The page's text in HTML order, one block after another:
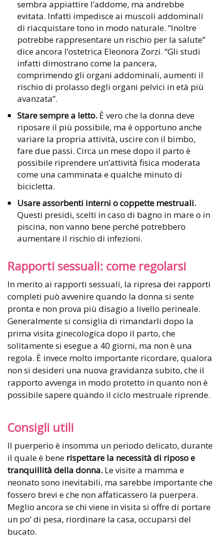
sembra appiattire l’addome, ma andrebbe
evitata. Infatti impedisce ai muscoli addominali
di riacquistare tono in modo naturale. “Inoltre
potrebbe rappresentare un rischio per la salute”
dice ancora l’ostetrica Eleonora Zorzi. “Gli studi
infatti dimostrano come la pancera,
comprimendo gli organi addominali, aumenti il
rischio di prolasso degli organi pelvici in età più
avanzata”.
Stare sempre a letto. È vero che la donna deve
riposare il più possibile, ma è opportuno anche
variare la propria attività, uscire con il bimbo,
fare due passi. Circa un mese dopo il parto è
possibile riprendere un’attività fisica moderata
come una camminata e qualche minuto di
bicicletta.
Usare assorbenti interni o coppette mestruali.
Questi presidi, scelti in caso di bagno in mare o in
piscina, non vanno bene perché potrebbero
aumentare il rischio di infezioni.
Rapporti sessuali: come regolarsi
In merito ai rapporti sessuali, la ripresa dei rapporti
completi può avvenire quando la donna si sente
pronta e non prova più disagio a livello perineale.
Generalmente si consiglia di rimandarli dopo la
prima visita ginecologica dopo il parto, che
solitamente si esegue a 40 giorni, ma non è una
regola. È invece molto importante ricordare, qualora
non si desideri una nuova gravidanza subito, che il
rapporto avvenga in modo protetto in quanto non è
possibile sapere quando il ciclo mestruale riprende.
Consigli utili
Il puerperio è insomma un periodo delicato, durante
il quale è bene rispettare la necessità di riposo e
tranquillità della donna. Le visite a mamma e
neonato sono inevitabili, ma sarebbe importante che
fossero brevi e che non affaticassero la puerpera.
Meglio ancora se chi viene in visita si offre di portare
un po’ di pesa, riordinare la casa, occuparsi del
bucato.